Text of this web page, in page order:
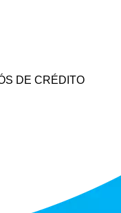
DE CRÉDITO